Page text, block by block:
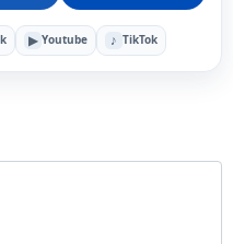
▶ Youtube ♪ TikTok